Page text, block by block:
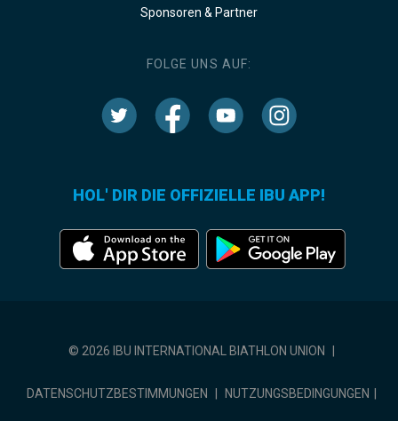
Sponsoren & Partner
FOLGE UNS AUF:
HOL' DIR DIE OFFIZIELLE IBU APP!
© 2026 IBU INTERNATIONAL BIATHLON UNION
DATENSCHUTZBESTIMMUNGEN NUTZUNGSBEDINGUNGEN